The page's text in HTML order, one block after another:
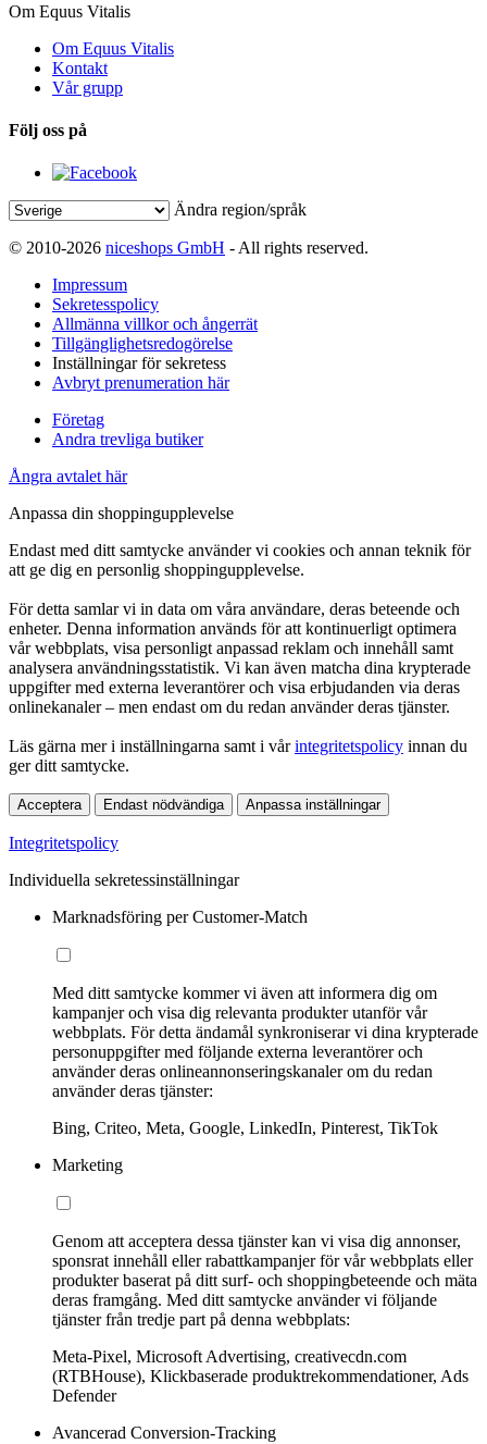
Om Equus Vitalis
Om Equus Vitalis
Kontakt
Vår grupp
Följ oss på
Ändra region/språk
© 2010-2026 niceshops GmbH - All rights reserved.
Impressum
Sekretesspolicy
Allmänna villkor och ångerrät
Tillgänglighetsredogörelse
Inställningar för sekretess
Avbryt prenumeration här
Företag
Andra trevliga butiker
Ångra avtalet här
Anpassa din shoppingupplevelse
Endast med ditt samtycke använder vi cookies och annan teknik för
att ge dig en personlig shoppingupplevelse.
För detta samlar vi in data om våra användare, deras beteende och
enheter. Denna information används för att kontinuerligt optimera
vår webbplats, visa personligt anpassad reklam och innehåll samt
analysera användningsstatistik. Vi kan även matcha dina krypterade
uppgifter med externa leverantörer och visa erbjudanden via deras
onlinekanaler – men endast om du redan använder deras tjänster.
Läs gärna mer i inställningarna samt i vårintegritetspolicy innan du
ger ditt samtycke.
Acceptera Endast nödvändiga Anpassa inställningar
Integritetspolicy
Individuella sekretessinställningar
Marknadsföring per Customer-Match
Med ditt samtycke kommer vi även att informera dig om
kampanjer och visa dig relevanta produkter utanför vår
webbplats. För detta ändamål synkroniserar vi dina krypterade
personuppgifter med följande externa leverantörer och
använder deras onlineannonseringskanaler om du redan
använder deras tjänster:
Bing, Criteo, Meta, Google, LinkedIn, Pinterest, TikTok
Marketing
Genom att acceptera dessa tjänster kan vi visa dig annonser,
sponsrat innehåll eller rabattkampanjer för vår webbplats eller
produkter baserat på ditt surf- och shoppingbeteende och mäta
deras framgång. Med ditt samtycke använder vi följande
tjänster från tredje part på denna webbplats:
Meta-Pixel, Microsoft Advertising, creativecdn.com
(RTBHouse), Klickbaserade produktrekommendationer, Ads
Defender
Avancerad Conversion-Tracking